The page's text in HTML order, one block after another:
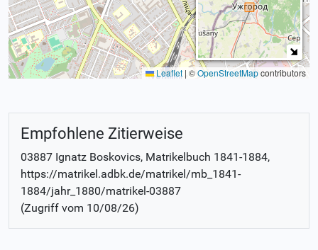
Leaflet | ©OpenStreetMapcontributors
Empfohlene Zitierweise
03887 Ignatz Boskovics, Matrikelbuch 1841-1884,
https://matrikel.adbk.de/matrikel/mb_1841-
1884/jahr_1880/matrikel-03887
(Zugriff vom 10/08/26)